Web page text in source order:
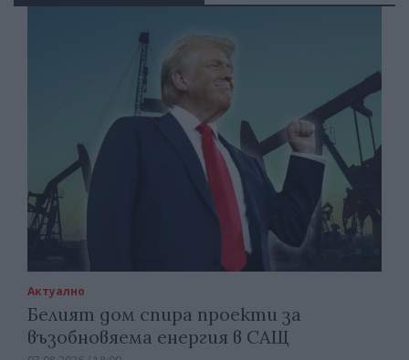
Актуално
Белият дом спира проекти за
възобновяема енергия в САЩ